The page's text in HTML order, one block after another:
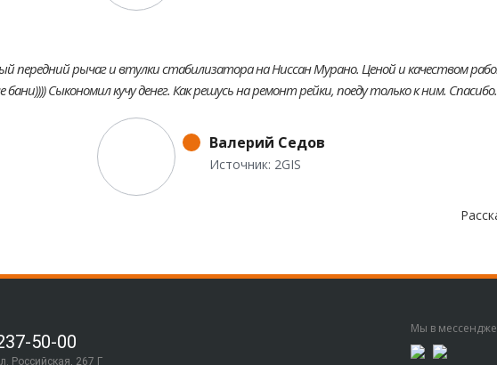
передний рычаг и втулки стабилизатора на Ниссан Мурано. Ценой и качеством
бани)))) Сыкономил кучу денег. Как решусь на ремонт рейки, поеду только к ним.
Валерий Седов
Источник: 2GIS
50-00
Российская, 267 Г
Мы в